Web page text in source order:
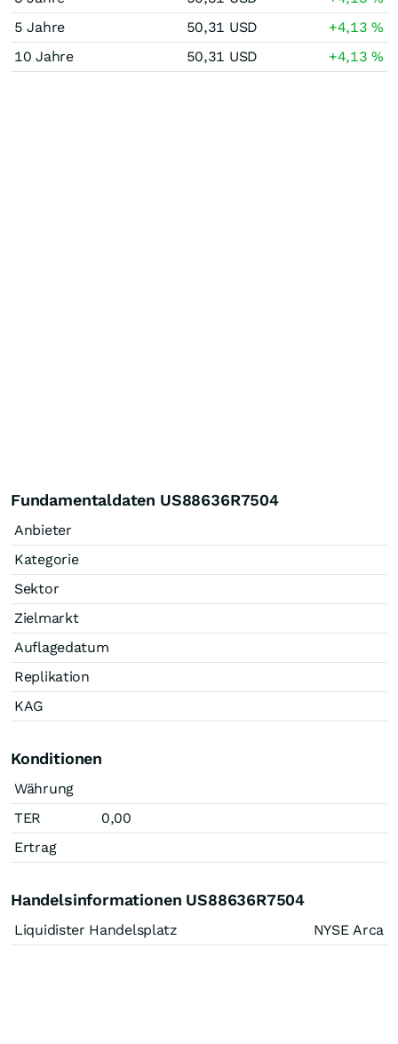
5 Jahre
50,31 USD +4,13%
10 Jahre
50,31 USD +4,13%
Fundamentaldaten US88636R7504
Anbieter
Kategorie
Sektor
Zielmarkt
Auflagedatum
Replikation
KAG
Konditionen
Währung
TER
0,00
Ertrag
Handelsinformationen US88636R7504
Liquidister Handelsplatz NYSE Arca